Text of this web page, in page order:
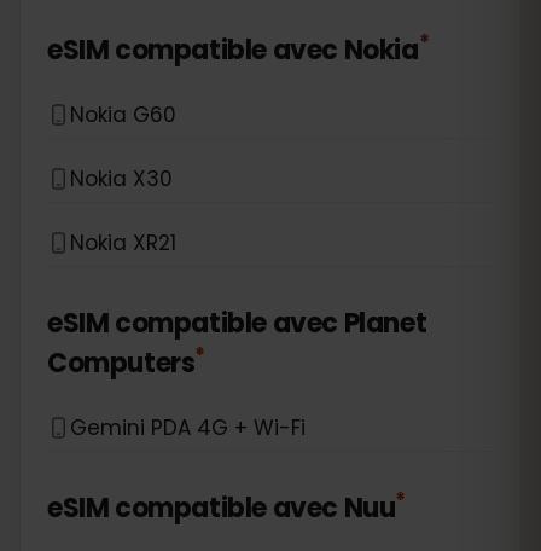
eSIM compatible avec Nokia*
Nokia G60
Nokia X30
Nokia XR21
eSIM compatible avec Planet
Computers*
Gemini PDA 4G + Wi-Fi
eSIM compatible avec Nuu*